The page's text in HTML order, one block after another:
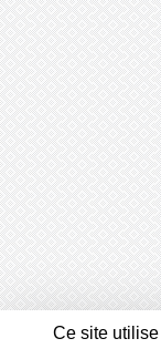
Ce site